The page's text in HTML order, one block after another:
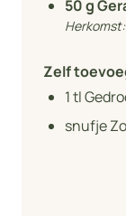
50g
Herkomst:
Zelf
1tl
snufje